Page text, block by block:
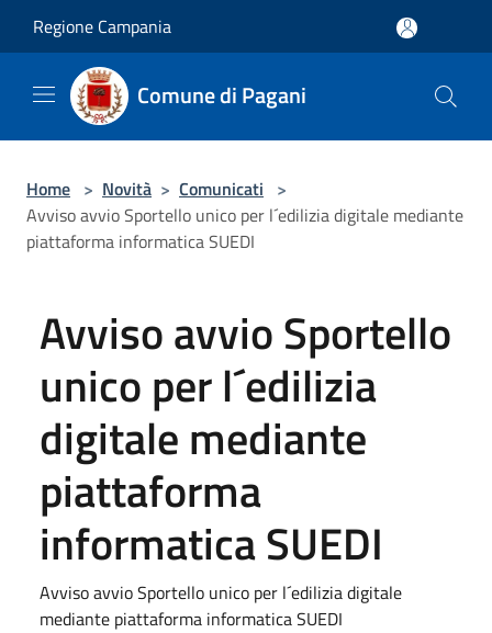
Regione Campania
Comune di Pagani
Home > Novità > Comunicati >
Avviso avvio Sportello unico per l´edilizia digitale mediante
piattaforma informatica SUEDI
Avviso avvio Sportello
unico per l´edilizia
digitale mediante
piattaforma
informatica SUEDI
Avviso avvio Sportello unico per l´edilizia digitale
mediante piattaforma informatica SUEDI